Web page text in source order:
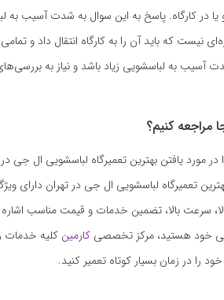
در کارگاه. پاسخ به این سوال به شدت آسیب به
که باید آن را به کارگاه انتقال داد و تمامی
به لباسشویی زیاد باشد و نیاز به
مراجعه کنیم؟
مورد یافتن بهترین تعمیرگاه لباسشویی ال جی در
تعمیرگاه لباسشویی ال جی در تهران دارای
سرعت بالا، تضمین خدمات و قیمت مناسب اشاره
خود هستید، مرکز تخصصی کارمین کلیه خدمات
را در زمان بسیار کوتاه تعمیر کنید.